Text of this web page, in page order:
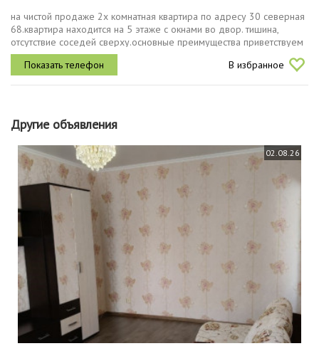
на чистой продаже 2х комнатная квартира по адресу 30 северная
68.квартира находится на 5 этаже с окнами во двор. тишина,
отсутствие соседей сверху.основные преимущества приветствуем
любые формы расчёта отличный зелёный двор, есть чем дышать.
окна...
В избранное
Другие объявления
02.08.26